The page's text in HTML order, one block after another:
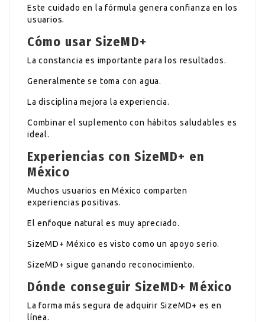
Este cuidado en la fórmula genera confianza en los
usuarios.
Cómo usar SizeMD+
La constancia es importante para los resultados.
Generalmente se toma con agua.
La disciplina mejora la experiencia.
Combinar el suplemento con hábitos saludables es
ideal.
Experiencias con SizeMD+ en
México
Muchos usuarios en México comparten
experiencias positivas.
El enfoque natural es muy apreciado.
SizeMD+ México es visto como un apoyo serio.
SizeMD+ sigue ganando reconocimiento.
Dónde conseguir SizeMD+ México
La forma más segura de adquirir SizeMD+ es en
línea.